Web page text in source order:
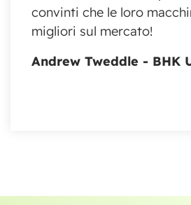
convinti che le loro
migliori sul mercato!
Andrew Tweddle - BHK